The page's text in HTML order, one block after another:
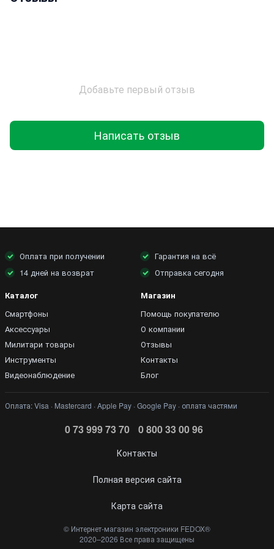
обслуживание инструмента)
ХАРАКТЕРИСТИКИ
Рабочий объем цилиндра - 61 см3
Количество оборотов max - 12000 об/мин
Объем топливного бака: 700 мл
Источник питания: бензин А-92/95 + масло для 2х
тактных двигателей
Уровень мощности звука - 110 дБ(А)
Старт: ручной (Easy start)
Тип масляного насоса: автоматический
Вес - 5,9 кг
Шина 40 см - 1 шт.
Добавьте первый отзыв
Написать отзыв
Оплата при получении
Гарантия на всё
14 дней на возврат
Отправка сегодня
Каталог
Смартфоны
Аксессуары
Милитари товары
Инструменты
Видеонаблюдение
Магазин
Помощь покупателю
О компании
Отзывы
Контакты
Блог
Оплата: Visa · Mastercard · Apple Pay · Google Pay · оплата частями
0 73 999 73 70 0 800 33 00 96
Контакты
Полная версия сайта
Карта сайта
©️ Интернет-магазин электроники FEDOX®
2020–2026 Все права защищены